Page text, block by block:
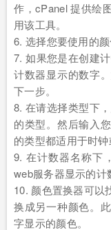
作，cPanel 提供绘
用该工具。
6. 选择您要使用的
7. 如果您是在创建
计数器显示的数字
下一步。
8. 在请选择类型下
的类型。然后输入
的类型都适用于时钟
9. 在计数器名称下
web服务器显示的计
10. 颜色置换器可以
换成另一种颜色。
字显示的颜色。